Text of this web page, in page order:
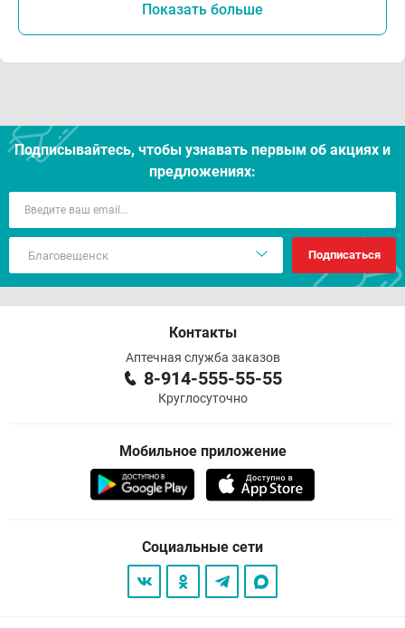
Показать больше
Подписывайтесь, чтобы узнавать первым об акцияx и
предложениях:
Подписаться
Контакты
Аптечная служба заказов
8-914-555-55-55
Круглосуточно
Мобильное приложение
Социальные сети